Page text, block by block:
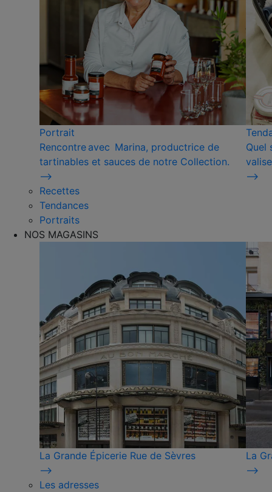
Portrait
Rencontre avec Marina, productrice de
tartinables et sauces de notre Collection.
⟶
Quel
⟶
Recettes
Tendances
Portraits
NOS MAGASINS
La Grande Épicerie Rue de Sèvres
⟶
La
⟶
Les adresses